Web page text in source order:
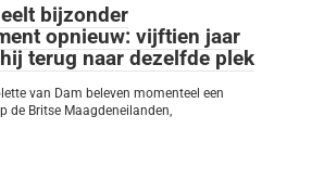
bijzonder
opnieuw: vijftien jaar
terug naar dezelfde plek
van Dam beleven momenteel een
de Britse Maagdeneilanden,